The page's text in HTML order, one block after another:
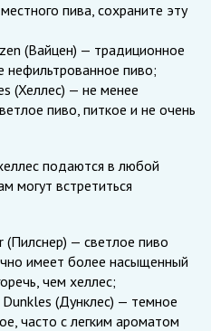
пива, сохраните эту
(Вайцен) — традиционное
нефильтрованное пиво;
(Хеллес) — не менее
пиво, питкое и не очень
подаются в любой
могут встретиться
— светлое пиво
имеет более насыщенный
чем хеллес;
(Дунклес) — темное
часто с легким ароматом